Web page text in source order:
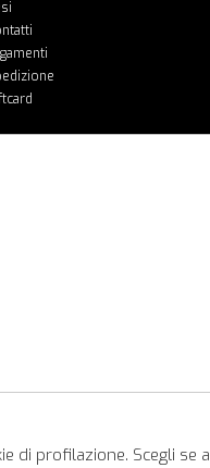
profilazione. Scegli